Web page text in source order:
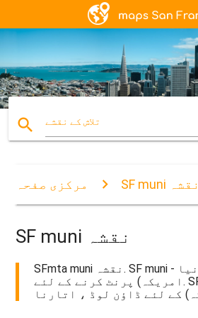
search تلاش کے نقشے
مرکزی صفحہ SF muni نقشہ
SF muni نقشہ
SFmta muni نقشہ. SF muni نقشہ (کیلی فورنیا -
امریکہ) پرنٹ کرنے کے لئے. SF muni نقشہ (کیلی